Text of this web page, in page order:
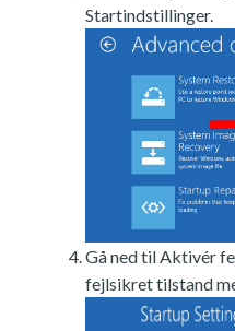
Startindstillinger.
Gå ned til Aktivér
fejlsikret tilstand